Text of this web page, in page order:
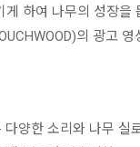
게 하여 나무의 성장을
의 광고 영
다양한 소리와 나무 실